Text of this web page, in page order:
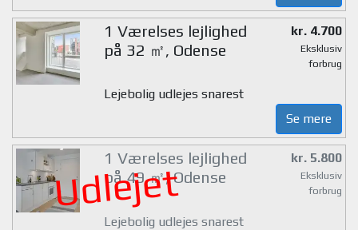
1 Værelses lejlighed
på 32 ㎡, Odense
kr. 4.700
Eksklusiv
forbrug
Lejebolig udlejes snarest
Se mere
Udlejet
1 Værelses lejlighed
på 49 ㎡, Odense
kr. 5.800
Eksklusiv
forbrug
Lejebolig udlejes snarest